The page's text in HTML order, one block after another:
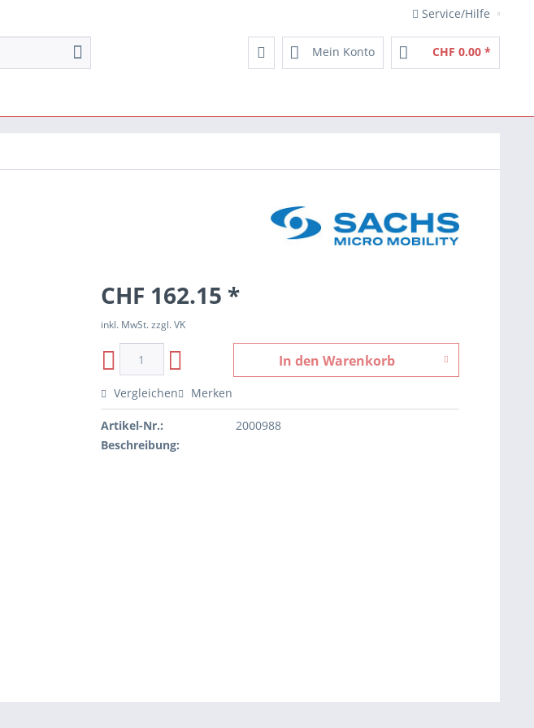
Service/Hilfe
Mein Konto CHF 0.00 *
CHF 162.15 *
inkl. MwSt. zzgl. VK
In den Warenkorb
Vergleichen Merken
Artikel-Nr.:
2000988
Beschreibung: